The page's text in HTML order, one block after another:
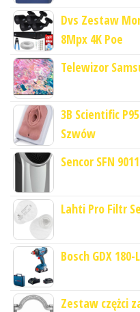
Dvs Zestaw
8Mpx 4K Poe
Telewizor
3B Scientific
Szwów
Sencor SFN
Lahti Pro Filtr
Bosch GDX
Zestaw czężci